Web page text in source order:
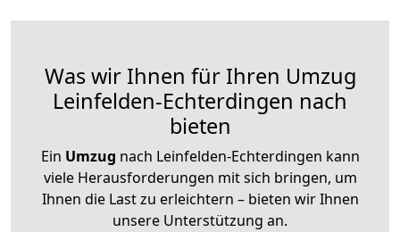
Was wir Ihnen für Ihren Umzug
Leinfelden-Echterdingen nach
bieten
Ein Umzug nach Leinfelden-Echterdingen kann
viele Herausforderungen mit sich bringen, um
Ihnen die Last zu erleichtern – bieten wir Ihnen
unsere Unterstützung an.